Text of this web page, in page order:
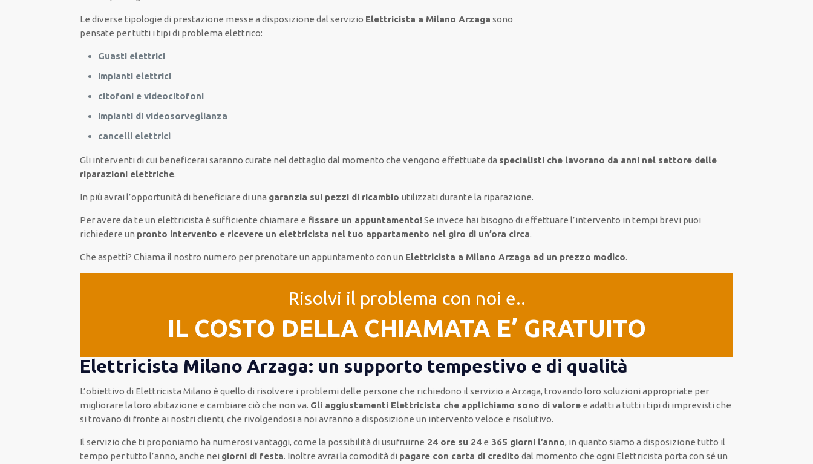
Lediverse tipologie di prestazione messe a disposizione dal servizio Elettricista a Milano Arzaga sono
pensate pertutti i tipi di problema elettrico:
Guasti elettrici
impianti elettrici
citofoni e videocitofoni
impianti di videosorveglianza
cancelli elettrici
Gli interventi di cui beneficerai sarannocurate nel dettaglio dal momento che vengono effettuate da specialisti che lavorano da anni nel settore delle
riparazioni elettriche.
In più avrai l’opportunità di beneficiare di una garanzia sui pezzi di ricambioutilizzati durante la riparazione.
Per avereda te un elettricista è sufficiente chiamare e fissare un appuntamento!Se invece hai bisogno di effettuare l’intervento in tempi brevi puoi
richiedere un pronto intervento e ricevere un elettricista nel tuo appartamento nel giro di un’ora circa.
Che aspetti? Chiama il nostro numero per prenotare un appuntamento con un Elettricista a Milano Arzaga ad un prezzo modico.
Risolvi il problema con noi e..
IL COSTO DELLA CHIAMATA E’ GRATUITO
Elettricista Milano Arzaga: un supporto tempestivo e di qualità
L’obiettivo di Elettricista Milano è quello di risolvere i problemi delle persone che richiedono il servizio a Arzaga, trovando lorosoluzioni appropriate per
migliorare la loro abitazione e cambiare ciò che non va. Gli aggiustamenti Elettricista che applichiamo sono di valore eadatti a tutti i tipi di imprevisti che
si trovano di fronte ai nostri clienti, che rivolgendosi a noi avranno a disposizione un interventoveloce e risolutivo.
Il servizio che ti proponiamo ha numerosi vantaggi, come la possibilità di usufruirne 24 ore su 24 e 365 giorni l’anno, in quanto siamo a disposizionetutto il
tempo pertutto l’anno, anche nei giorni di festa. Inoltreavrai la comodità di pagare con carta di credito dal momento che ogni Elettricista porta con séun